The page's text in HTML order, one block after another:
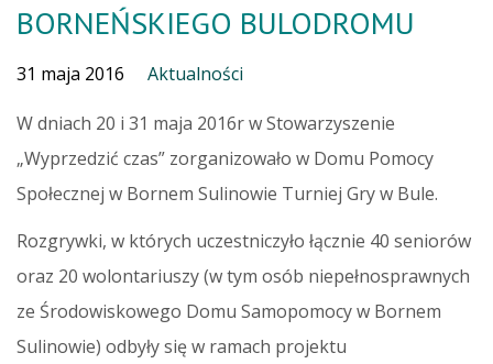
BORNEŃSKIEGO BULODROMU
31 maja 2016 Aktualności
W dniach 20 i 31 maja 2016r w Stowarzyszenie
„Wyprzedzić czas” zorganizowało w Domu Pomocy
Społecznej w Bornem Sulinowie Turniej Gry w Bule.
Rozgrywki, w których uczestniczyło łącznie 40 seniorów
oraz 20 wolontariuszy (w tym osób niepełnosprawnych
ze Środowiskowego Domu Samopomocy w Bornem
Sulinowie) odbyły się w ramach projektu